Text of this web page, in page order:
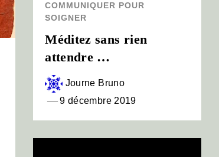
COMMUNIQUER POUR
SOIGNER
Méditez sans rien
attendre …
Journe Bruno
9 décembre 2019